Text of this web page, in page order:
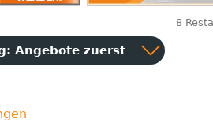
8
Angebote zuerst